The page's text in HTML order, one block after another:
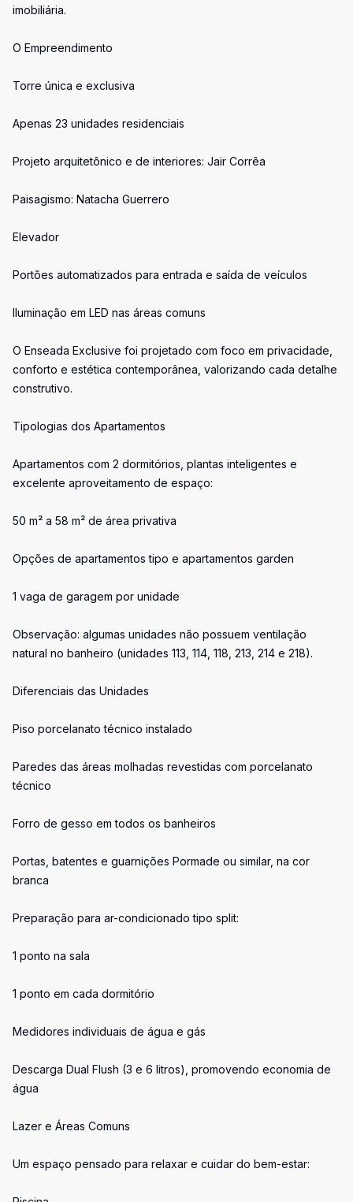
imobiliária.
O Empreendimento
Torre única e exclusiva
Apenas 23 unidades residenciais
Projeto arquitetônico e de interiores: Jair Corrêa
Paisagismo: Natacha Guerrero
Elevador
Portões automatizados para entrada e saída de veículos
Iluminação em LED nas áreas comuns
O Enseada Exclusive foi projetado com foco em privacidade,
conforto e estética contemporânea, valorizando cada detalhe
construtivo.
Tipologias dos Apartamentos
Apartamentos com 2 dormitórios, plantas inteligentes e
excelente aproveitamento de espaço:
50 m² a 58 m² de área privativa
Opções de apartamentos tipo e apartamentos garden
1 vaga de garagem por unidade
Observação: algumas unidades não possuem ventilação
natural no banheiro (unidades 113, 114, 118, 213, 214 e 218).
Diferenciais das Unidades
Piso porcelanato técnico instalado
Paredes das áreas molhadas revestidas com porcelanato
técnico
Forro de gesso em todos os banheiros
Portas, batentes e guarnições Pormade ou similar, na cor
branca
Preparação para ar-condicionado tipo split:
1 ponto na sala
1 ponto em cada dormitório
Medidores individuais de água e gás
Descarga Dual Flush (3 e 6 litros), promovendo economia de
água
Lazer e Áreas Comuns
Um espaço pensado para relaxar e cuidar do bem-estar: